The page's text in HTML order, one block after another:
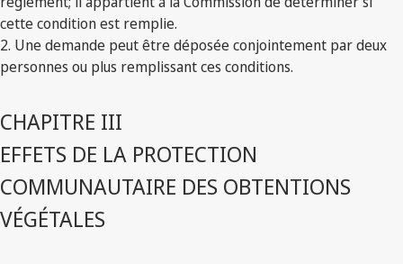
cette condition est remplie.
2. Une demande peut être déposée conjointement par deux
personnes ou plus remplissant ces conditions.
CHAPITRE III
EFFETS DE LA PROTECTION
COMMUNAUTAIRE DES OBTENTIONS
VÉGÉTALES